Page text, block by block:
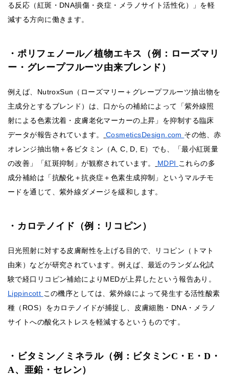
る反応（紅斑・DNA損傷・炎症・メラノサイト活性化）」を軽
減する方向に働きます。
・ポリフェノール／植物エキス（例：ローズマリ
ー・グレープフルーツ由来ブレンド）
例えば、NutroxSun（ローズマリー＋グレープフルーツ抽出物を
主成分とするブレンド）は、口からの補給によって「紫外線照
射による色素沈着・皮膚老化マーカーの上昇」を抑制する臨床
データが報告されています。
CosmeticsDesign.com その他、赤
オレンジ抽出物＋各ビタミン（A, C, D, E）でも、「最小紅斑量
の改善」「紅斑抑制」が観察されています。
MDPI これらの多
成分補給は「抗酸化＋抗炎症＋色素生成抑制」というマルチモ
ードを通じて、紫外線ダメージを緩和します。
・カロテノイド（例：リコピン）
日光照射に対する皮膚耐性を上げる目的で、リコピン（トマト
由来）などが研究されています。例えば、最近のランダム化試
験で経口リコピン補給によりMEDが上昇したという報告あり。
Lippincott この機序としては、紫外線によって発生する活性酸素
種（ROS）をカロテノイドが捕捉し、皮膚細胞・DNA・メラノ
サイトへの酸化ストレスを軽減するというものです。
・ビタミン／ミネラル（例：ビタミンC・E・D・
A、亜鉛・セレン）